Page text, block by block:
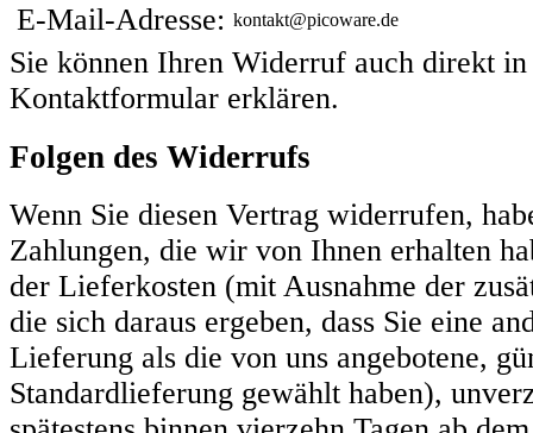
E-Mail-Adresse: kontakt@picoware.de
Sie können Ihren Widerruf auch direkt in
Kontaktformular erklären.
Folgen des Widerrufs
Wenn Sie diesen Vertrag widerrufen,
Zahlungen, die wir von Ihnen erhalten
der Lieferkosten (mit Ausnahme der
die sich daraus ergeben, dass Sie eine
Lieferung als die von uns angebotene,
Standardlieferung gewählt haben),